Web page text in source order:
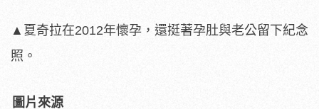
▲夏奇拉在2012年懷孕，還挺著孕肚與老公留下紀念
照。
圖片來源